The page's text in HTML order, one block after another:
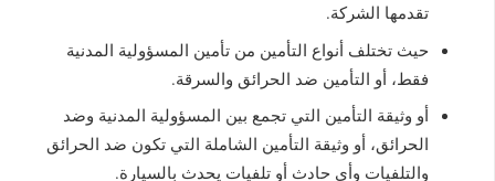
تقدمها الشركة.
حيث تختلف أنواع التأمين من تأمين المسؤولية المدنية
فقط، أو التأمين ضد الحرائق والسرقة.
أو وثيقة التأمين التي تجمع بين المسؤولية المدنية وضد
الحرائق، أو وثيقة التأمين الشاملة التي تكون ضد الحرائق
والتلفيات وأي حادث أو تلفيات يحدث بالسيارة.